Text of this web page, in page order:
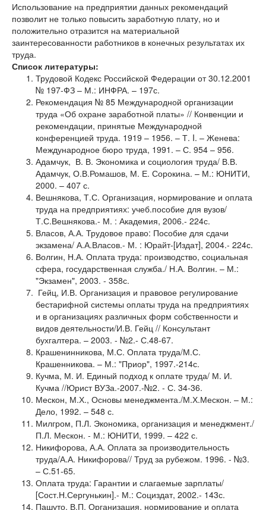
Использование на предприятии данных рекомендаций
позволит не только повысить заработную плату, но и
положительно отразится на материальной
заинтересованности работников в конечных результатах их
труда.
Список литературы:
Трудовой Кодекс Российской Федерации от 30.12.2001
№ 197-ФЗ – М.: ИНФРА. – 197с.
Рекомендация № 85 Международной организации
труда «Об охране заработной платы» // Конвенции и
рекомендации, принятые Международной
конференцией труда. 1919 – 1956. – Т. I. – Женева:
Международное бюро труда, 1991. – С. 954 – 956.
Адамчук, В. В. Экономика и социология труда/ В.В.
Адамчук, О.В.Ромашов, М. Е. Сорокина. – М.: ЮНИТИ,
2000. – 407 с.
Вешнякова, Т.С. Организация, нормирование и оплата
труда на предприятиях: учеб.пособие для вузов/
Т.С.Вешнякова.- М. : Академия, 2006.- 224с.
Власов, А.А. Трудовое право: Пособие для сдачи
экзамена/ А.А.Власов.- М. : Юрайт-[Издат], 2004.- 224с.
Волгин, Н.А. Оплата труда: производство, социальная
сфера, государственная служба./ Н.А. Волгин. – М.:
"Экзамен", 2003. - 358с.
Гейц, И.В. Организация и правовое регулирование
бестарифной системы оплаты труда на предприятиях
и в организациях различных форм собственности и
видов деятельности/И.В. Гейц // Консультант
бухгалтера. – 2003. - №2.- С.48-67.
Крашенинникова, М.С. Оплата труда/М.С.
Крашенникова. – М.: "Приор", 1997.-214с.
Кучма, М. И. Единый подход к оплате труда/ М. И.
Кучма //Юрист ВУЗа.-2007.-№2. - С. 34-36.
Мескон, М.Х., Основы менеджмента./М.Х.Мескон. – М.:
Дело, 1992. – 548 с.
Милгром, П.Л. Экономика, организация и менеджмент./
П.Л. Мескон. - М.: ЮНИТИ, 1999. – 422 с.
Никифорова, А.А. Оплата за производительность
труда/А.А. Никифорова// Труд за рубежом. 1996. - №3.
– С.51-65.
Оплата труда: Гарантии и слагаемые зарплаты/
[Сост.Н.Сергунькин].- М.: Социздат, 2002.- 143с.
Пашуто, В.П. Организация, нормирование и оплата